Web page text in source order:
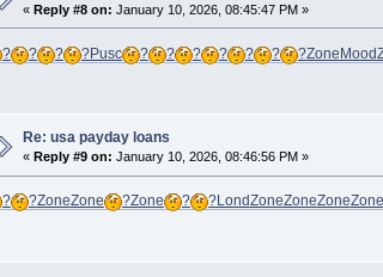
«Reply #8 on: January 10, 2026, 08:45:47 PM »
? ? ? ?Pusc ? ? ? ? ? ? ?ZoneMood
Re: usa payday loans
«Reply #9 on: January 10, 2026, 08:46:56 PM »
? ?ZoneZone ?Zone ? ?LondZoneZoneZoneZone